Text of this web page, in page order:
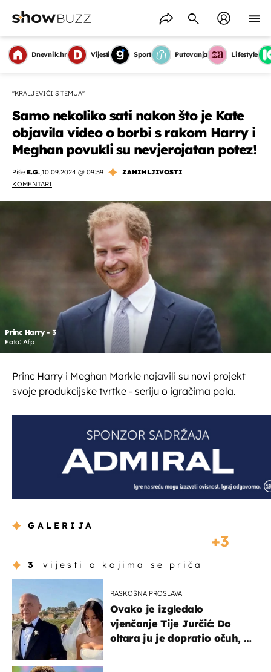
Dnevnik.hr Vijesti Sport Putovanja Lifestyle
''KRALJEVIĆI S TEMUA''
Samo nekoliko sati nakon što je Kate
objavila video o borbi s rakom Harry i
Meghan povukli su nevjerojatan potez!
Piše E.G.,10.09.2024 @ 09:59
ZANIMLJIVOSTI
KOMENTARI
Princ Harry - 3
Foto: Afp
Princ Harry i Meghan Markle najavili su novi projekt
svoje produkcijske tvrtke - seriju o igračima pola.
GALERIJA
3
3 vijesti o kojima se priča
RASKOŠNA PROSLAVA
Ovako je izgledalo
vjenčanje Tije Jurčić: Do
oltara ju je dopratio očuh, a
OMOGUĆI OBAVIJESTI